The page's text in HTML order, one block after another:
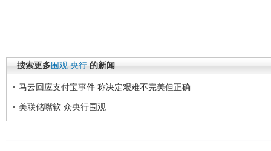
搜索更多围观 央行 的新闻
马云回应支付宝事件 称决定艰难不完美但正确
美联储嘴软 众央行围观